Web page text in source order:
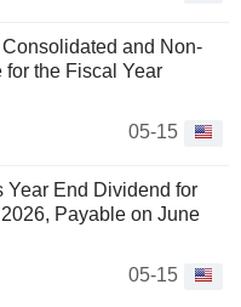
and Non-
the Fiscal Year
05-15
Year End Dividend for
Payable on June
05-15